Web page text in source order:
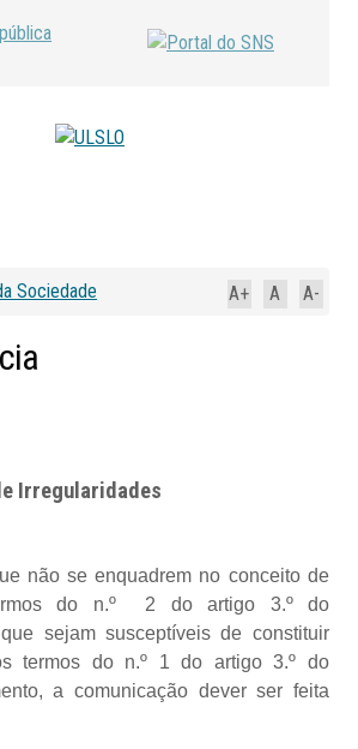
A-
A
A+
Sociedade
Irregularidades
não se enquadrem no conceito de
do n.º 2 do artigo 3.º do
sejam susceptíveis de constituir
termos do n.º 1 do artigo 3.º do
a comunicação dever ser feita